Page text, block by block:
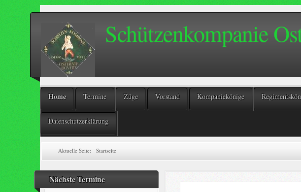
Schützenkompanie
Home Termine Züge Vorstand Kompaniekönige
Datenschutzerklärung
Aktuelle Seite:Startseite
Nächste Termine